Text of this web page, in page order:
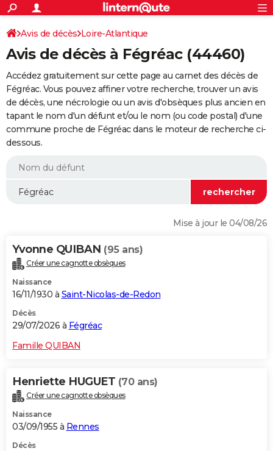
ACTUALITÉS
Politique
Société
Faits Divers
Education
Monde
Villes
+
SPORT
Coupe du monde 2026
Football
Tennis
Cyclisme
Rugby
Forum
Programme TV
TNT
Streaming
Cinéma
Sorties cinéma
Musique
+
FINANCE
Retraite
Epargne
Immobilier
Risques naturels par ville
Assurance
AUTO
Essais
Réserver un essai
Citadines
Berlines
SUV
Forum auto
+
HIGH-TECH
BRICOLAGE
WEEK-END
Alimentation
Guide de la santé
Maladies
Médicaments
Sommeil
VOYAGE
Destinations
City break
Voyage nature
Voyage de noces
Forum
Climat
+PHOTO
GUIDES D'ACHAT
Carte de Noël
Carte Bonne année
Carte Saint-Valentin
Carte Pâques
Carte d'anniversaire
DICTIONNAIRE
Dictionnaire
Biographies
Citations
Expressions
Proverbes
PROGRAMME TV
S'inscrire
Connexion
Avis de décès Loire-Atlantique
Avis de décès à Fégréac (44460)
Accédez gratuitement sur cette page au carnet des décès de
Fégréac. Vous pouvez affiner votre recherche, trouver un avis
de décès, une nécrologie ou un avis d'obsèques plus ancien en
tapant le nom d'un défunt et/ou le nom (ou code postal) d'une
commune proche de Fégréac dans le moteur de recherche ci-
dessous.
Mise à jour le 04/08/26
Yvonne QUIBAN (95 ans)
Créer une cagnotte obsèques
Naissance
16/11/1930 à Saint-Nicolas-de-Redon
Décès
29/07/2026 à Fégréac
Famille QUIBAN
Henriette HUGUET (70 ans)
Créer une cagnotte obsèques
Naissance
03/09/1955 à Rennes
Décès